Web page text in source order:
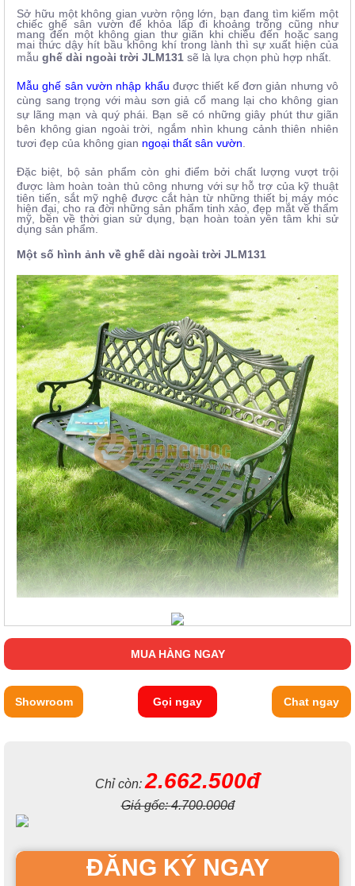
Thất
Nhà
Hàng
Sở hữu một không gian vườn rộng lớn, bạn đang tìm kiếm một
chiếc ghế sân vườn để khỏa lấp đi khoảng trống cũng như
mang đến một không gian thư giãn khi chiều đến hoặc sang
mai thức dậy hít bầu không khí trong lành thì sự xuất hiện của
mẫu ghế dài ngoài trời JLM131 sẽ là lựa chọn phù hợp nhất.
Mẫu ghế sân vườn nhập khẩu được thiết kế đơn giản nhưng vô
cùng sang trọng với màu sơn giả cổ mang lại cho không gian
sự lãng mạn và quý phái. Bạn sẽ có những giây phút thư giãn
bên không gian ngoài trời, ngắm nhìn khung cảnh thiên nhiên
tươi đẹp của không gian ngoại thất sân vườn.
Đặc biệt, bộ sản phẩm còn ghi điểm bởi chất lượng vượt trội
được làm hoàn toàn thủ công nhưng với sự hỗ trợ của kỹ thuật
tiên tiến, sắt mỹ nghệ được cắt hàn từ những thiết bị máy móc
hiện đại, cho ra đời những sản phẩm tinh xảo, đẹp mắt về thẩm
mỹ, bền về thời gian sử dụng, bạn hoàn toàn yên tâm khi sử
dụng sản phẩm.
Một số hình ảnh về ghế dài ngoài trời JLM131
MUA HÀNG NGAY
Showroom Gọi ngay Chat ngay
Chỉ còn:2.662.500đ
Giá gốc:4.700.000đ
ĐĂNG KÝ NGAY